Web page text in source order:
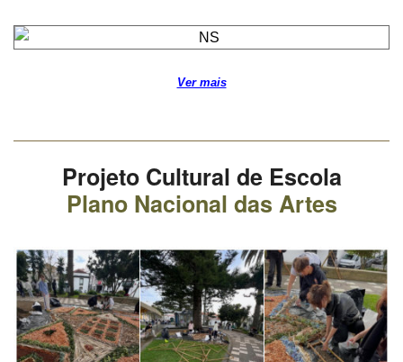
Ver mais
Projeto Cultural de Escola
Plano Nacional das Artes